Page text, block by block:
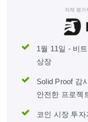
자체 평가
1월 11일 - 비
상장
Solid Proof 감
안전한 프로젝
코인 시장 투